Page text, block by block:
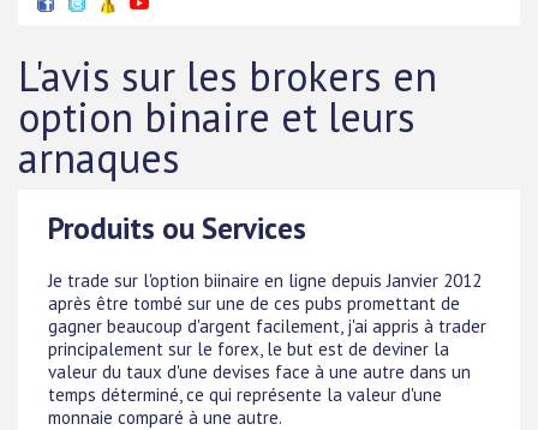
L'avis sur les brokers en
option binaire et leurs
arnaques
Produits ou Services
Je trade sur l'option biinaire en ligne depuis Janvier 2012
après être tombé sur une de ces pubs promettant de
gagner beaucoup d'argent facilement, j'ai appris à trader
principalement sur le forex, le but est de deviner la
valeur du taux d'une devises face à une autre dans un
temps déterminé, ce qui représente la valeur d'une
monnaie comparé à une autre.